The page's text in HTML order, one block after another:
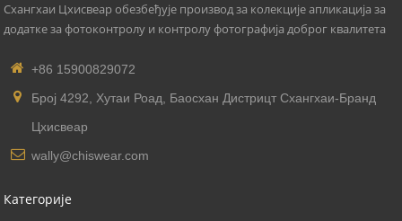
Схангхаи Цхисвеар обезбеђује производ за колекције апликација за
додатке за фотоконтролу и контролу фотографија доброг квалитета
+86 15900829072
Број 4292, Хутаи Роад, Баосхан Дистрицт Схангхаи-Бранд
Цхисвеар
wally@chiswear.com
Категорије